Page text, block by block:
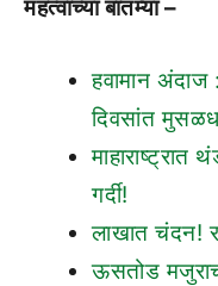
महत्वाच्या बातम्या –
हवामान अंदाज
दिवसांत
माहाराष्ट्रात
गर्दी!
लाखात चंदन!
ऊसतोड